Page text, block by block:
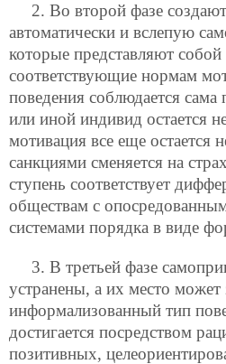
2. Во второй фазе
автоматически и вслепую
которые представляют
соответствующие нормам
поведения соблюдается сама
или иной индивид остается
мотивация все еще остается
санкциями сменяется на
ступень соответствует
обществам с
системами порядка в виде
3. В третьей фазе
устранены, а их место может
информализованный тип
достигается посредством
позитивных,